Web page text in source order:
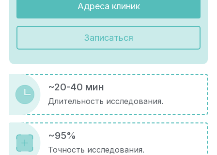
Адреса клиник
Записаться
~20-40 мин
Длительность исследования.
~95%
Точность исследования.